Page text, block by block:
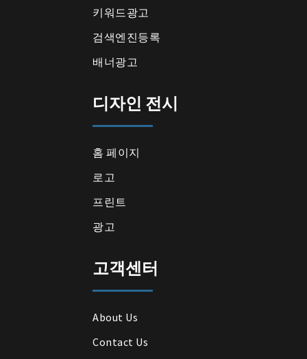
키워드광고
검색엔진등록
배너광고
디자인 전시
홈 페이지
로고
프린트
광고
고객센터
About Us
Contact Us